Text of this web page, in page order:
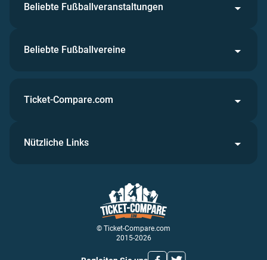
Beliebte Fußballveranstaltungen
Beliebte Fußballvereine
© Ticket-Compare.com
2015-2026
Ticket-Compare.com
Nützliche Links